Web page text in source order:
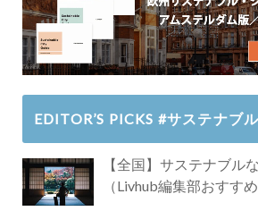
EDITOR’S PICKS #サステナブ
【全国】サステナブル
（Livhub編集部おすすめ